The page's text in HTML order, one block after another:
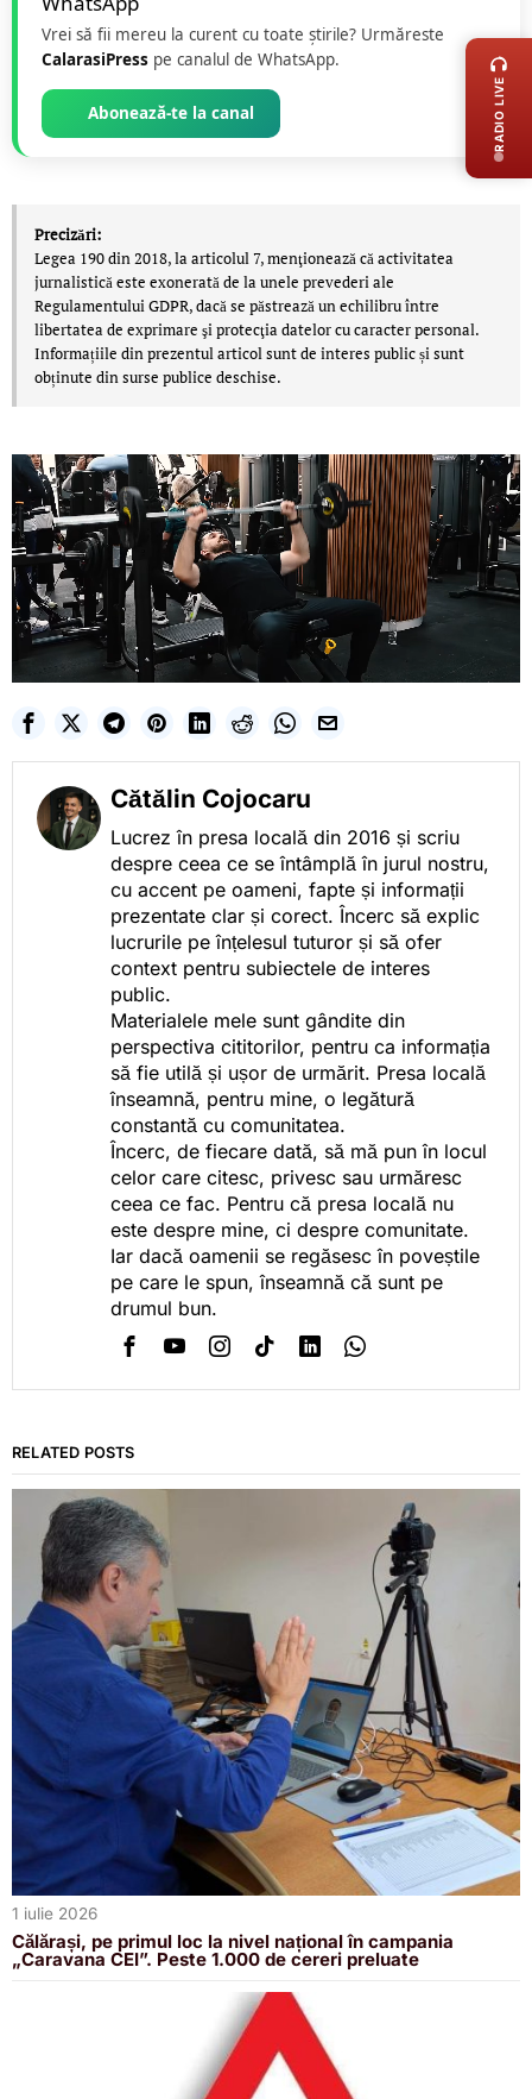
Vrei să fii mereu la curent cu toate știrile? Urmăreste
CalarasiPress pe canalul de WhatsApp.
Abonează-te la canal
Precizări:
Legea 190 din 2018, la articolul 7, menţionează că activitatea
jurnalistică este exonerată de la unele prevederi ale
Regulamentului GDPR, dacă se păstrează un echilibru între
libertatea de exprimare şi protecţia datelor cu caracter personal.
Informațiile din prezentul articol sunt de interes public și sunt
obținute din surse publice deschise.
Cătălin Cojocaru
Lucrez în presa locală din 2016 și scriu
despre ceea ce se întâmplă în jurul nostru,
cu accent pe oameni, fapte și informații
prezentate clar și corect. Încerc să explic
lucrurile pe înțelesul tuturor și să ofer
context pentru subiectele de interes
public.
Materialele mele sunt gândite din
perspectiva cititorilor, pentru ca informația
să fie utilă și ușor de urmărit. Presa locală
înseamnă, pentru mine, o legătură
constantă cu comunitatea.
Încerc, de fiecare dată, să mă pun în locul
celor care citesc, privesc sau urmăresc
ceea ce fac. Pentru că presa locală nu
este despre mine, ci despre comunitate.
Iar dacă oamenii se regăsesc în poveștile
pe care le spun, înseamnă că sunt pe
drumul bun.
RELATED POSTS
1 iulie 2026
Călărași, pe primul loc la nivel național în campania
„Caravana CEI”. Peste 1.000 de cereri preluate
RADIO LIVE